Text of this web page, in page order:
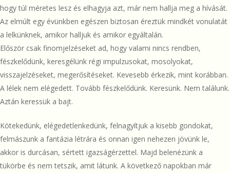
hogy túl méretes lesz és elhagyja azt, már nem hallja meg a hívását.
Az elmúlt egy évünkben egészen biztosan éreztük mindkét vonulatát
a lelkünknek, amikor halljuk és amikor egyáltalán.
Először csak finomjelzéseket ad, hogy valami nincs rendben,
fészkelődünk, keresgélünk régi impulzusokat, mosolyokat,
visszajelzéseket, megerősítéseket. Kevesebb érkezik, mint korábban.
A lélek nem elégedett. Tovább fészkelődünk. Keresünk. Nem találunk.
Aztán keressük a bajt.
Kötekedünk, elégedetlenkedünk, felnagyítjuk a kisebb gondokat,
felmászunk a fantázia létrára és onnan igen nehezen jövünk le,
akkor is durcásan, sértett igazságérzettel. Majd belenézünk a
tükörbe és nem tetszik, amit látunk. A következő napokban már